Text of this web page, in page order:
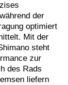
der
optimiert
Mit der
steht
zur
des Rads
liefern